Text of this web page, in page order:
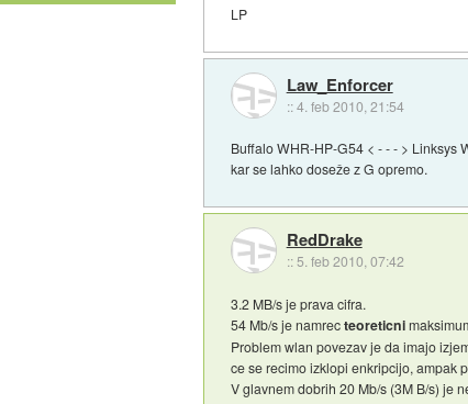
LP
Law_Enforcer
::4. feb 2010, 21:54
Buffalo WHR-HP-G54 < - - - > Linksys
kar se lahko doseže z G opremo.
RedDrake
:: 5. feb 2010, 07:42
3.2 MB/s je prava cifra.
54 Mb/s je namrecteoreticni
Problem wlan povezav je da imajo
ce se recimo izklopi enkripcijo, ampak
V glavnem dobrih 20 Mb/s (3M B/s) je